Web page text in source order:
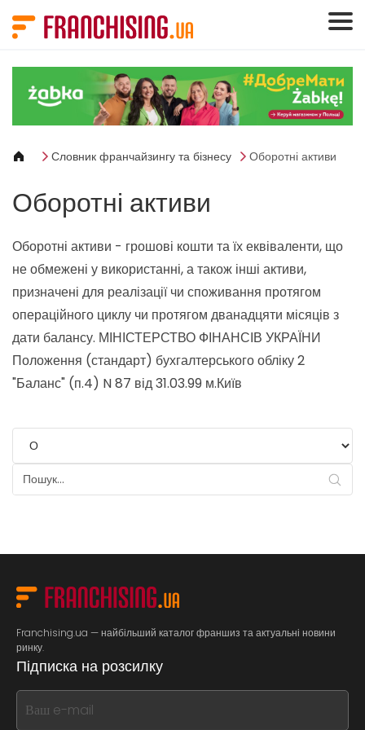
Словник франчайзингу та бізнесу Оборотні активи
Оборотні активи
Оборотні активи - грошові кошти та їх еквіваленти, що
не обмежені у використанні, а також інші активи,
призначені для реалізації чи споживання протягом
операційного циклу чи протягом дванадцяти місяців з
дати балансу. МІНІСТЕРСТВО ФІНАНСІВ УКРАЇНИ
Положення (стандарт) бухгалтерського обліку 2
"Баланс" (п.4) N 87 від 31.03.99 м.Київ
Franchising.ua — найбільший каталог франшиз та актуальні новини
ринку.
Підписка на розсилку
If
you